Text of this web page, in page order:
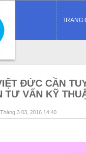
TRANG
ĐỨC CẦN
TƯ VẤN KỸ
Tháng 3 03, 2016 14:40